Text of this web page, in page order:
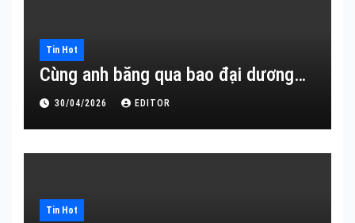
Tin Hot
Cùng anh băng qua bao đại dương…
30/04/2026 EDITOR
Tin Hot